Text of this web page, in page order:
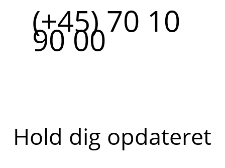
(+45) 70 10
90 00
Hold dig opdateret